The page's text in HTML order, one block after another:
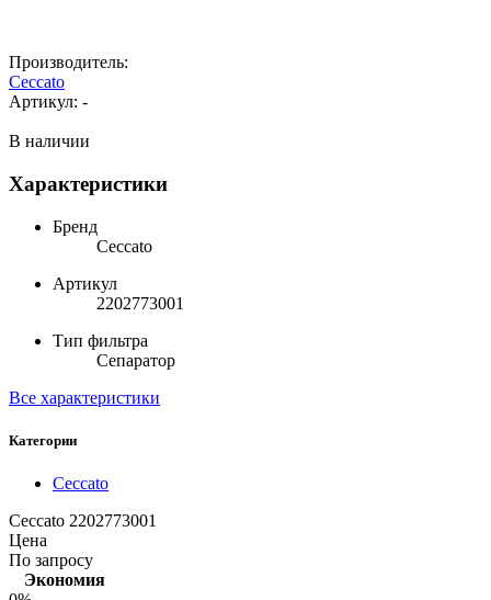
Производитель:
Ceccato
Артикул: -
В наличии
Характеристики
Бренд
Ceccato
Артикул
2202773001
Тип фильтра
Сепаратор
Все характеристики
Категории
Ceccato
Ceccato 2202773001
Цена
По запросу
Экономия